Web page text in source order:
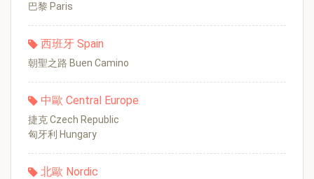
巴黎 Paris
西班牙 Spain
朝聖之路 Buen Camino
中歐 Central Europe
捷克 Czech Republic
匈牙利 Hungary
北歐 Nordic